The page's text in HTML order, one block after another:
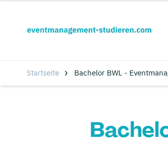
Startseite Bachelor BWL -